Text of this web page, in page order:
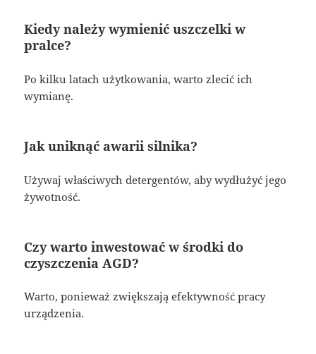
Kiedy należy wymienić uszczelki w
pralce?
Po kilku latach użytkowania, warto zlecić ich
wymianę.
Jak uniknąć awarii silnika?
Używaj właściwych detergentów, aby wydłużyć jego
żywotność.
Czy warto inwestować w środki do
czyszczenia AGD?
Warto, ponieważ zwiększają efektywność pracy
urządzenia.